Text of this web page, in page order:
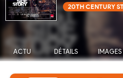
20TH CENTURY
ACTU DÉTAILS IMAGES